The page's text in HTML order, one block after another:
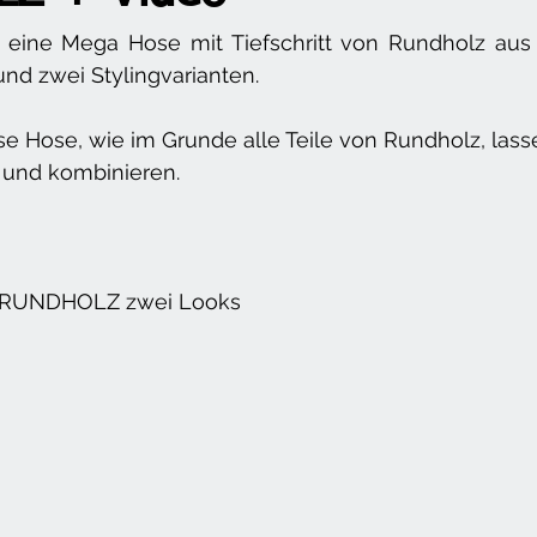
Mega Hose mit Tiefschritt von Rundholz
zwei Stylingvarianten.
Hose, wie im Grunde alle Teile von Rundholz,
kombinieren.
zwei Looks